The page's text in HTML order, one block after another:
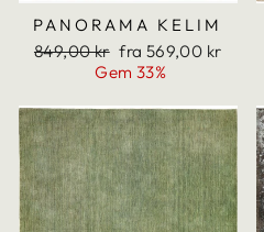
PANORAMA KELIM
Translation
849,00 kr Translation
missing:
fra 569,00 kr
Gem 33%